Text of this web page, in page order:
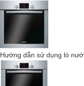
Hướng dẫn sử dụng lò